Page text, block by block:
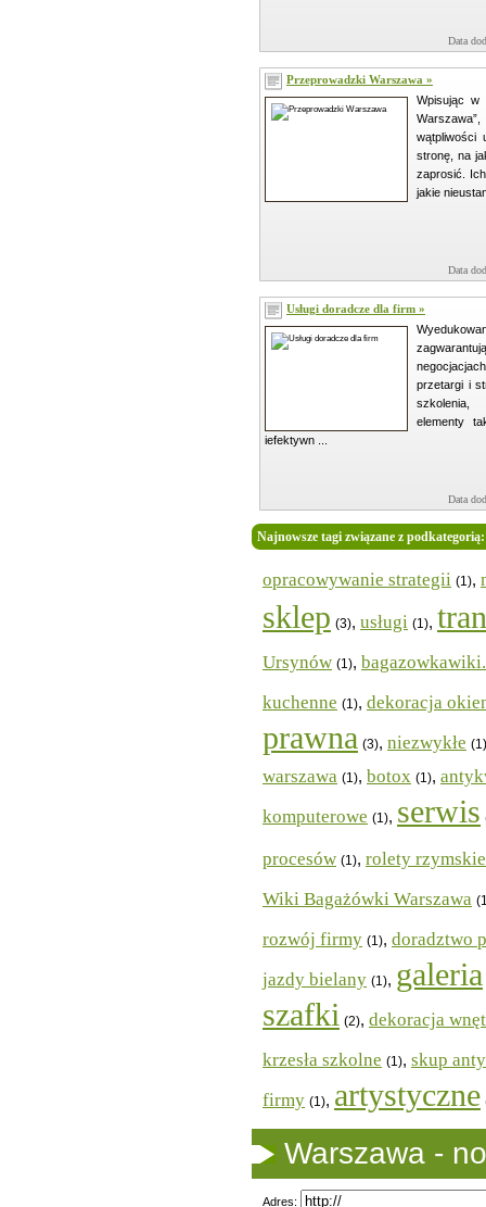
Data
Przeprowadzki Warszawa »
Wpisując w
wątpliwości
stronę, na
zaprosić.
jakie
Data
Usługi doradcze dla firm »
przetargi i
szkolenia,
elementy
iefektywn ...
Data
Najnowsze tagi związane z
opracowywanie strategii (1),
sklep (3), usługi (1),
Ursynów (1),
kuchenne (1), dekoracja
prawna (3), niezwykłe (1)
warszawa (1), botox (1),
komputerowe (1), serwis
procesów (1), rolety rzymskie
Wiki Bagażówki Warszawa
rozwój firmy (1), doradztwo
jazdy bielany (1), galeria
szafki (2), dekoracja
krzesła szkolne (1), skup
firmy (1), artystyczne
Warszawa -
Adres: